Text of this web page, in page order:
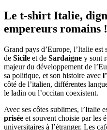
Le t-shirt Italie,
empereurs romains !
Grand pays d’Europe, l’Italie est
de Sicile et de Sardaigne y sont
majeur du développement de
sa politique, et son histoire avec
côté de l’italien, différentes
le ladin ou l’occitan coexistent.
Avec ses côtes sublimes, l’Italie
prisée et souvent choisie par les
universitaires à l’étranger. Les